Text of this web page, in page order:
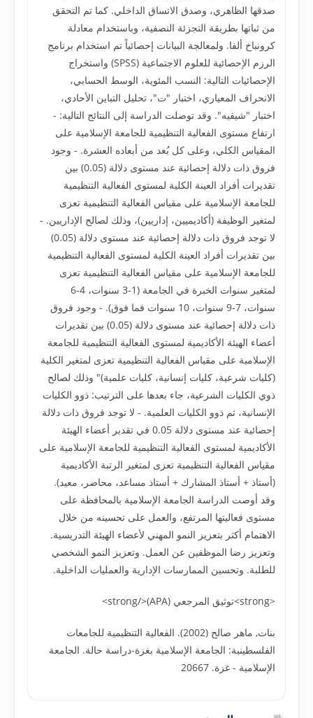
صدقها الظاهري، وصدق الاتساق الداخلي. كما تم التحقق
من ثباتها بطريقة التجزئة النصفية، وباستخدام معادلة
كرونباخ ألفا. ولمعالجة البيانات إحصائياً تم استخدام برنامج
الرزم الإحصائية للعلوم الاجتماعية (SPSS) واستخراج
الإحصائيات التالية: النسب المئوية، الوسط الحسابي،
الانحراف المعياري، اختبار "ت"، تحليل التباين الأحادي،
اختبار "شيفيه". وقد توصلت الدراسة إلى النتائج التالية: -
ارتفاع مستوى الفعالية التنظيمية للجامعة الإسلامية على
المقياس الكلي، وعلى كل بُعد من أبعاده العشرة. - وجود
فروق ذات دلالة إحصائية عند مستوى دلالة (0.05) بين
تقديرات أفراد العينة الكلية لمستوى الفعالية التنظيمية
للجامعة الإسلامية على مقياس الفعالية التنظيمية تعزى
لمتغير الوظيفة (أكاديميين، إداريين)، وذلك لصالح الإداريين. -
لا توجد فروق ذات دلالة إحصائية عند مستوى دلالة (0.05)
بين تقديرات أفراد العينة الكلية لمستوى الفعالية التنظيمية
للجامعة الإسلامية على مقياس الفعالية التنظيمية تعزى
لمتغير سنوات الخبرة في الجامعة (1-3 سنوات، 4-6
سنوات، 7-9 سنوات، 10 سنوات فما فوق). - وجود فروق
ذات دلالة إحصائية عند مستوى دلالة (0.05) بين تقديرات
أعضاء الهيئة الأكاديمية لمستوى الفعالية التنظيمية للجامعة
الإسلامية على مقياس الفعالية التنظيمية تعزى لمتغير الكلية
(كليات شرعية، كليات إنسانية، كليات علمية)" وذلك لصالح
ذوي الكليات الشرعية، جاء بعدها على الترتيب: ذوو الكليات
الإنسانية، ثم ذوو الكليات العلمية. - لا توجد فروق ذات دلالة
إحصائية عند مستوى دلالة 0.05 في تقدير أعضاء الهيئة
الأكاديمية لمستوى الفعالية التنظيمية للجامعة الإسلامية على
مقياس الفعالية التنظيمية تعزى لمتغير الرتبة الأكاديمية
(أستاذ + أستاذ المشارك + أستاذ مساعد، محاضر، معيد).
وقد أوصت الدراسة الجامعة الإسلامية بالمحافظة على
مستوى فعاليتها المرتفع، والعمل على تحسينه من خلال
الاهتمام أكثر بتعزيز النمو المهني لأعضاء الهيئة التدريسية.
وتعزيز رضا الموظفين عن العمل. وتعزيز النمو الشخصي
للطلبة. وتحسين الممارسات الإدارية والعمليات الداخلية.
<strong>توثيق المرجعي (APA)</strong>
بنات, ماهر صالح (2002). الفعالية التنظيمية للجامعات
الفلسطينية: الجامعة الإسلامية بغزة-دراسة حالة. الجامعة
الإسلامية - غزة. 20667